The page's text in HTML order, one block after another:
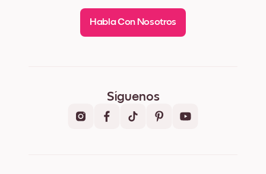
Habla Con Nosotros
Síguenos